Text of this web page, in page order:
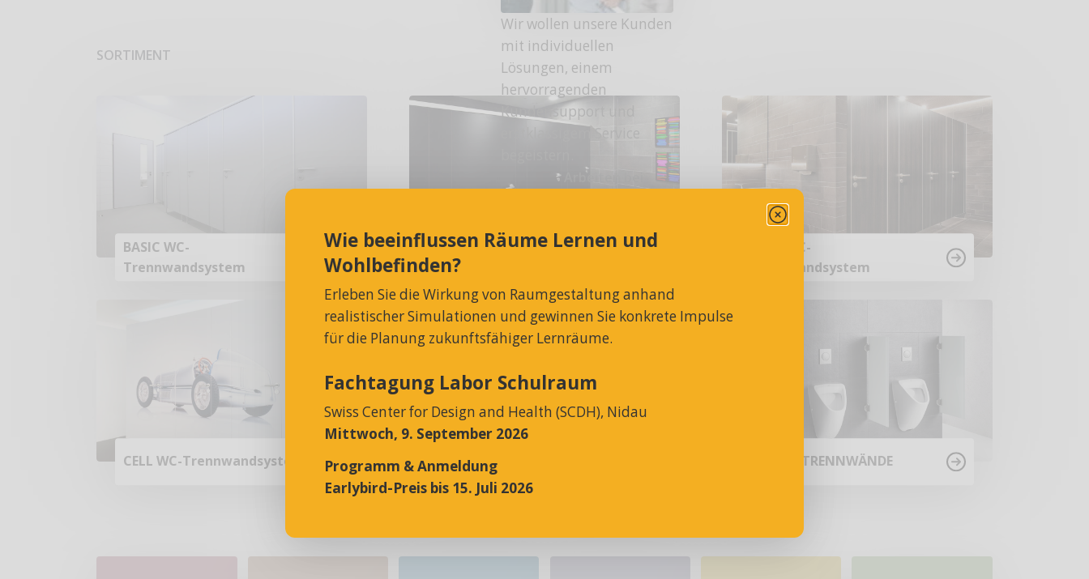
Wir wollen unsere Kunden
mit individuellen
Lösungen, einem
hervorragenden
Kundensupport und
Arbeiten bei
Rund 30 hochmotivierte
Mitarbeitende setzen ihre
kreative Energie in
und Dienstleistungen um.
SORTIMENT
BASIC WC-
Trennwandsystem
PRIMO WC-
Trennwandsystem
NiUU WC-
Trennwandsystem
CELL WC-Trennwandsystem
Trennwandsystem
URINAL-TRENNWÄNDE
Wie beeinflussen Räume Lernen und
Wohlbefinden?
Erleben Sie die Wirkung von Raumgestaltung anhand
realistischer Simulationen und gewinnen Sie konkrete Impulse
für die Planung zukunftsfähiger Lernräume.
Fachtagung Labor Schulraum
Swiss Center for Design and Health (SCDH), Nidau
Mittwoch, 9. September 2026
Programm & Anmeldung
Earlybird-Preis bis 15. Juli 2026